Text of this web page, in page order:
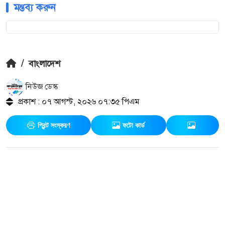
মন্তব্য করুন
/ বাংলাদেশ
নিউজ ডেস্ক
প্রকাশ : ০৭ আগস্ট, ২০২৬ ০৭:৩৫ পিএম
প্রিন্ট সংস্করণ ফটো কার্ড